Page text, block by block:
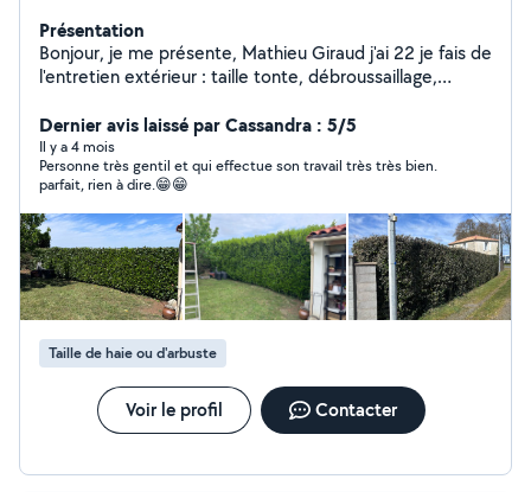
Présentation
Bonjour, je me présente, Mathieu Giraud j'ai 22 je fais de
l'entretien extérieur : taille tonte, débroussaillage,
souche, création de gazon. Je fais aussi du broyage
terrain taille de haie lamier épareuse ,bois de chauffage
je fais ce métier là depuis 6ans j'ai fait 3 ans
d'apprentissage secteur de Niort et les alentours
Dernier avis laissé par Cassandra : 5/5
Il y a 4 mois
Personne très gentil et qui effectue son travail très très bien.
parfait, rien à dire.😁😁
Taille de haie ou d'arbuste
Voir le profil Contacter